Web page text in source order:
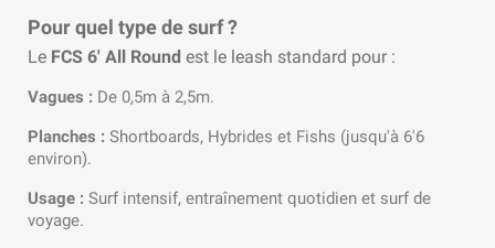
Pour quel type de surf ?
Le FCS 6' All Round est le leash standard pour :
Vagues : De 0,5m à 2,5m.
Planches : Shortboards, Hybrides et Fishs (jusqu'à 6'6
environ).
Usage : Surf intensif, entraînement quotidien et surf de
voyage.